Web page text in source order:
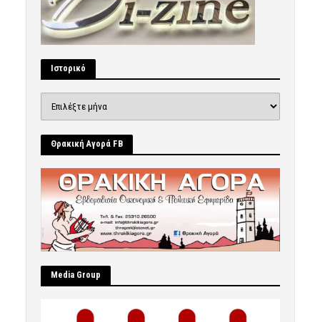
Ιστορικό
Θρακική Αγορά FB
Μedia Group